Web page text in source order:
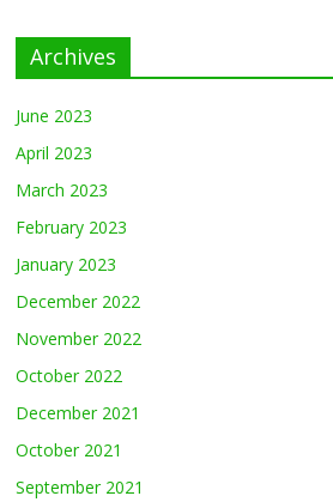
Archives
June 2023
April 2023
March 2023
February 2023
January 2023
December 2022
November 2022
October 2022
December 2021
October 2021
September 2021